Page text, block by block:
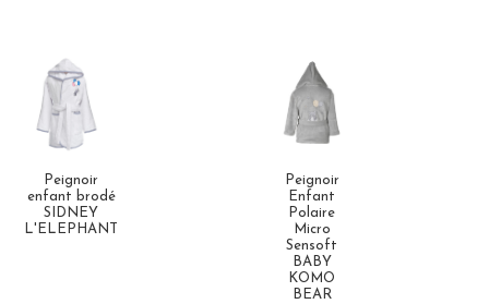
Peignoir
enfant brodé
SIDNEY
L'ELEPHANT
Peignoir
Enfant
Polaire
Micro
Sensoft
BABY
KOMO
BEAR